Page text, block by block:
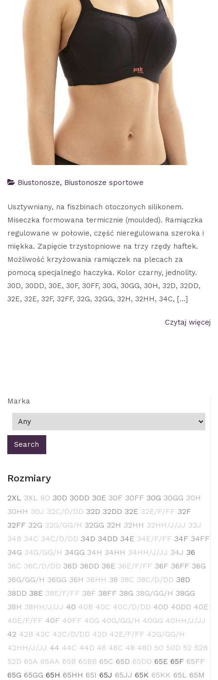
Biustonosze, Biustonosze sportowe
Usztywniany, na fiszbinach otoczonych silikonem.
Miseczka formowana termicznie (moulded). Ramiączka
regulowane w połowie, część nieregulowana szeroka i
miękka. Zapięcie trzystopniowe na trzy rzędy haftek.
Możliwość krzyżowania ramiączek na plecach za
pomocą specjalnego haczyka. Kolor czarny, jednolity.
30D, 30DD, 30E, 30F, 30FF, 30G, 30GG, 30H, 32D, 32DD,
32E, 32E, 32F, 32FF, 32G, 32GG, 32H, 32HH, 34C, […]
Czytaj więcej
Marka
Rozmiary
2XL 3XL 8D 30D 30DD 30E 30F 30FF 30G 30GG 30H
30HH 30J 32C/D/DD 32D 32DD 32E 32E/F/FF 32F
32FF 32G 32G/GG/H 32GG 32H 32HH 32HH/J/JJ 32J
34B 34C 34C/D/DD 34D 34DD 34E 34E/F/FF 34F 34FF
34G 34G/GG/H 34GG 34H 34HH 34HH/J/JJ 34J 36
36C 36C/D/DD 36D 36DD 36E 36E/F/FF 36F 36FF 36G
36G/GG/H 36GG 36H 36HH 38 38C 38C/D/DD 38D
38DD 38E 38E/F/FF 38F 38FF 38G 38G/GG/H 38GG
38H 38HH/J/JJ 40 40B 40C 40C/D/DD 40D 40DD 40E
40E/F/FF 40F 40FF 40G 40G/GG/H 40GG 40HH/J/JJ
42 42B 42C 42C/D/DD 42D 42E/F/FF 42G/GG/H
42HH/J/JJ 44 44C 44D 46 46C 48 48D 50 50D 52 52B
52D 65A 65AA 65B 65BB 65C 65D 65DD 65E 65F 65FF
65G 65GG 65H 65HH 65I 65J 65JJ 65K 65KK 65L 65M